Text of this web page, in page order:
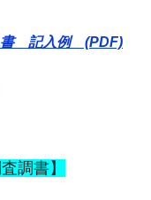
書 記入例 (PDF)
調書】